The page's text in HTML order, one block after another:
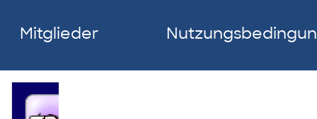
Mitglieder